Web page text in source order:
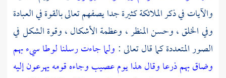
والآيات في ذكر الملائكة كثيرة جدا يصفهم تعالى بالقوة في العبادة
وفي الخلق ، وحسن المنظر ، وعظمة الأشكال ، وقوة الشكل في
الصور المتعددة كما قال تعالى : ولما جاءت رسلنا لوطا سيء بهم
وضاق بهم ذرعا وقال هذا يوم عصيب وجاءه قومه يهرعون إليه